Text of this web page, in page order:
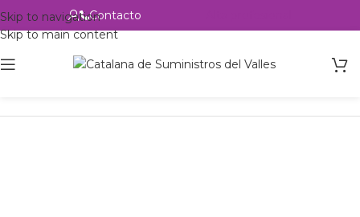
Skip to navigation
Skip to main content
Contacto